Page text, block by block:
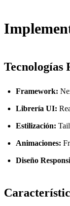
Tecnologías
Framework:
Librería UI:
Estilización:
Animaciones:
Diseño